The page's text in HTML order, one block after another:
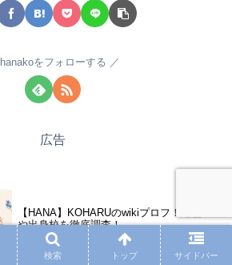
hanakoをフォローする
広告
【HANA】KOHARUのwikiプロフ！経歴
や出身校を徹底調査！
検索 トップ サイドバー